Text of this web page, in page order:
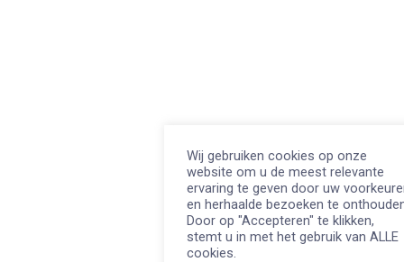
Wij gebruiken cookies op onze
website om u de meest relevante
ervaring te geven door uw
en herhaalde bezoeken te
Door op "Accepteren" te klikken,
stemt u in met het gebruik van ALLE
cookies.